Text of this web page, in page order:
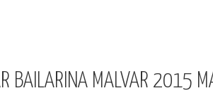
BAILARINA MALVAR 2015